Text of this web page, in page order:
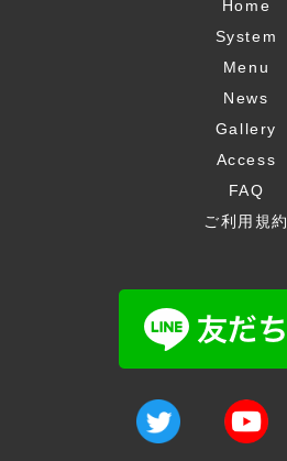
Home
System
Menu
News
Gallery
Access
FAQ
ご利用規約